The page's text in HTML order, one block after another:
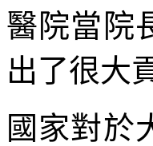
醫院當院
出了很大
國家對於